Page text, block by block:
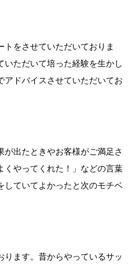
トをさせていただいておりま
ただいて培った経験を生かし
アドバイスさせていただいてお
出たときやお客様がご満足さ
くやってくれた！」などの言葉
していてよかったと次のモチベ
ます。昔からやっているサッ